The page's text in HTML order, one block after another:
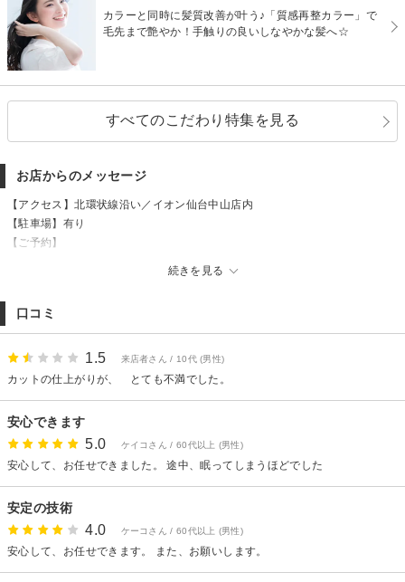
カラーと同時に髪質改善が叶う♪「質感再整カラー」で
毛先まで艶やか！手触りの良いしなやかな髪へ☆
すべてのこだわり特集を見る
お店からのメッセージ
続きを見る
【アクセス】北環状線沿い／イオン仙台中山店内
【駐車場】有り
【ご予約】
特に土日・祝日は大変混み合う場合がございますので事前のご予約がおすす
口コミ
1.5 来店者さん / 10代 (男性)
カットの仕上がりが、 とても不満でした。
安心できます
5.0 ケイコさん / 60代以上 (男性)
安心して、お任せできました。 途中、眠ってしまうほどでした
安定の技術
4.0 ケーコさん / 60代以上 (男性)
安心して、お任せできます。 また、お願いします。